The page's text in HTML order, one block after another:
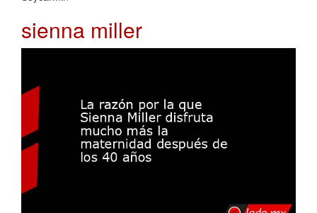
sienna miller